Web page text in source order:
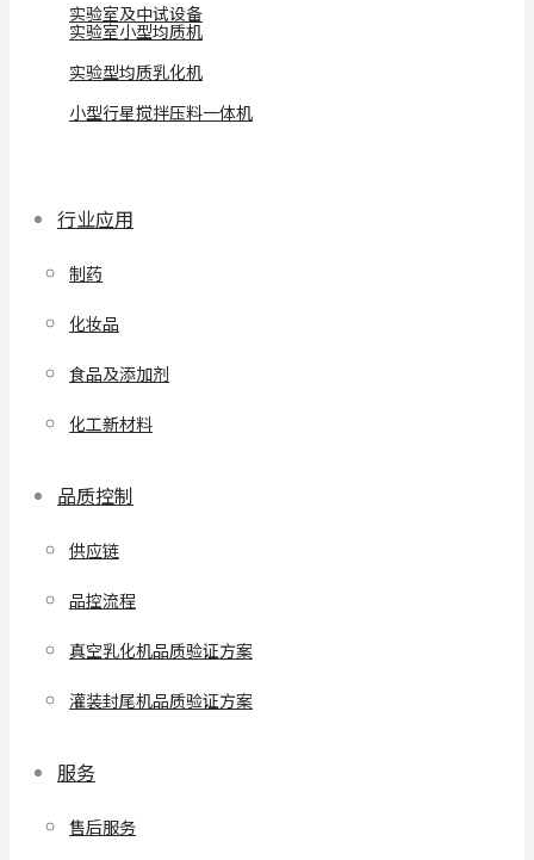
实验室及中试设备
实验室小型均质机
实验型均质乳化机
小型行星搅拌压料一体机
行业应用
制药
化妆品
食品及添加剂
化工新材料
品质控制
供应链
品控流程
真空乳化机品质验证方案
灌装封尾机品质验证方案
服务
售后服务